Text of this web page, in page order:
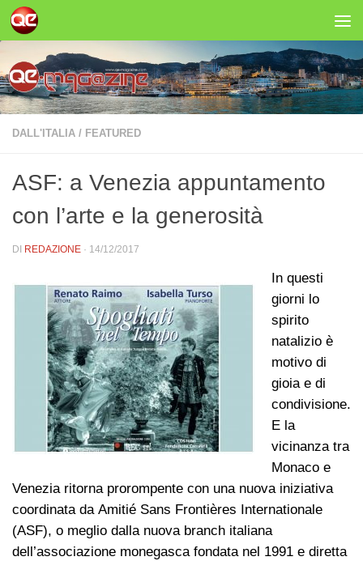
Salta al contenuto
DALL'ITALIA / FEATURED
ASF: a Venezia appuntamento
con l’arte e la generosità
DI REDAZIONE · 14/12/2017
In questi
giorni lo
spirito
natalizio è
motivo di
gioia e di
condivisione.
E la
vicinanza tra
Monaco e
Venezia ritorna prorompente con una nuova iniziativa
coordinata da Amitié Sans Frontières Internationale
(ASF), o meglio dalla nuova branch italiana
dell’associazione monegasca fondata nel 1991 e diretta